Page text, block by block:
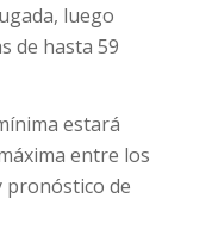
luego
de hasta 59
estará
entre los
pronóstico de